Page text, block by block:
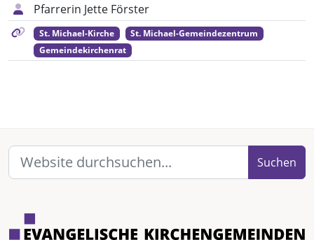
Pfarrerin Jette Förster
St. Michael-Kirche
St. Michael-Gemeindezentrum
Gemeindekirchenrat
Suchen